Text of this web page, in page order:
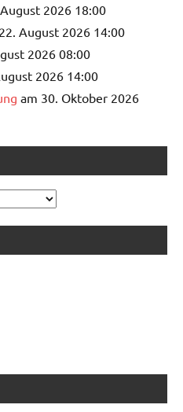
2026 18:00
August 2026 14:00
2026 08:00
2026 14:00
am 30. Oktober 2026